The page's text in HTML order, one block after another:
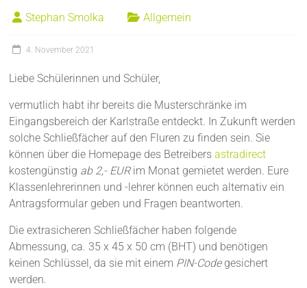
Stephan Smolka Allgemein
4. November 2021
Liebe Schülerinnen und Schüler,
vermutlich habt ihr bereits die Musterschränke im
Eingangsbereich der Karlstraße entdeckt. In Zukunft werden
solche Schließfächer auf den Fluren zu finden sein. Sie
können über die Homepage des Betreibersastradirect
kostengünstig ab 2,- EURim Monat gemietet werden. Eure
Klassenlehrerinnen und -lehrer können euch alternativ ein
Antragsformular geben und Fragen beantworten.
Die extrasicheren Schließfächer haben folgende
Abmessung, ca. 35 x 45 x 50 cm (BHT) und benötigen
keinen Schlüssel, da sie mit einem PIN-Codegesichert
werden.